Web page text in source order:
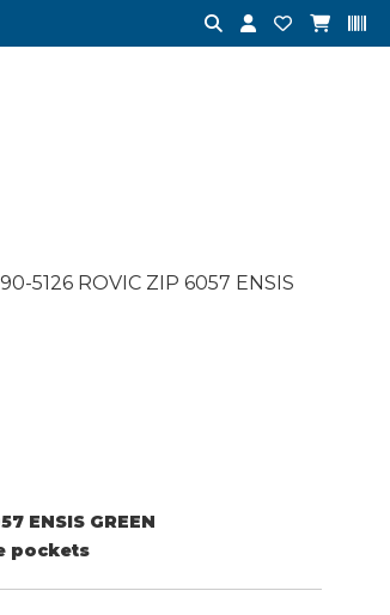
5126 ROVIC ZIP 6057 ENSIS
ENSIS GREEN
pockets